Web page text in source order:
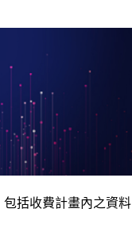
括收費計畫內之資